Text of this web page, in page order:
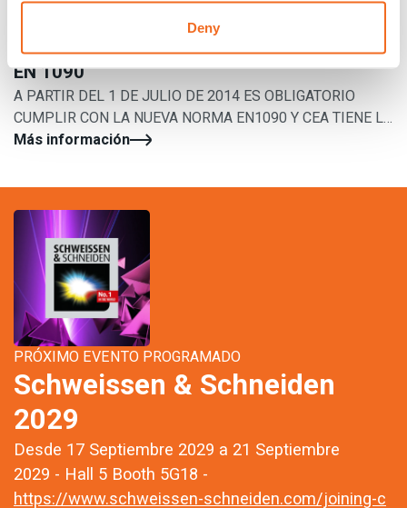
Deny
EN 1090
A PARTIR DEL 1 DE JULIO DE 2014 ES OBLIGATORIO
CUMPLIR CON LA NUEVA NORMA EN1090 Y CEA TIENE LA
SOLUCIÓN TAMBIÉN PARA ELLO
Más información
PRÓXIMO EVENTO PROGRAMADO
Schweissen & Schneiden
2029
Desde 17 Septiembre 2029 a 21 Septiembre
2029 - Hall 5 Booth 5G18 -
https://www.schweissen-schneiden.com/joining-c